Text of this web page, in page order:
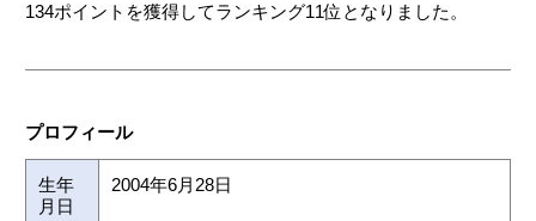
134ポイントを獲得してランキング11位となりました。
プロフィール
生年
月日
2004年6月28日